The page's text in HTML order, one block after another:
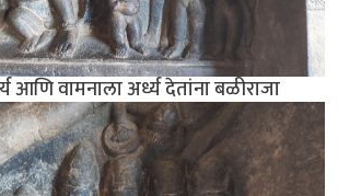
आणि वामनाला अर्ध्य देतांना बळीराजा